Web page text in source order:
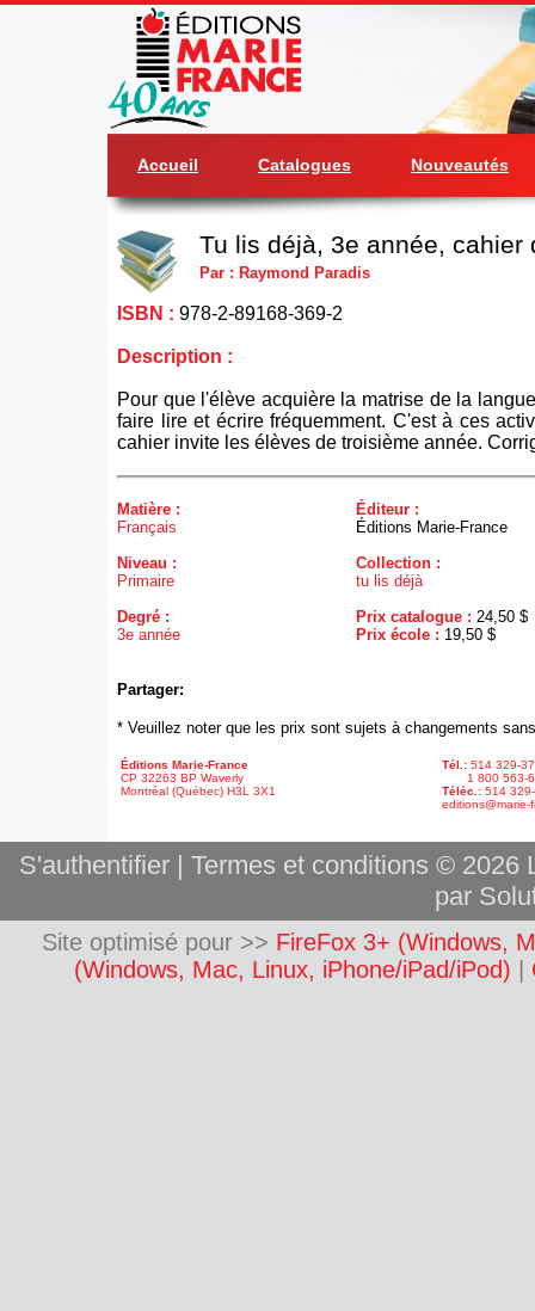
Accueil Catalogues Nouveautés
Tu lis déjà, 3e année, cahier
Par : Raymond Paradis
ISBN : 978-2-89168-369-2
Description :
Pour que l'élève acquière la matrise de la
faire lire et écrire fréquemment. C'est à ces
cahier invite les élèves de troisième année.
Matière :
Français
Niveau :
Primaire
Degré :
3e année
Éditeur :
Éditions Marie-France
Collection :
tu lis déjà
Prix catalogue : 24,50 $
Prix école : 19,50 $
Partager:
* Veuillez noter que les prix sont sujets à changements
Éditions Marie-France
CP 32263 BP Waverly
Montréal (Québec) H3L 3X1
Tél.: 514 329-
1 800 563-
Téléc.: 514
editions@marie-
S'authentifier| Termes et conditions © 2026
par
Site optimisé pour >> FireFox 3+ (Windows,
(Windows, Mac, Linux, iPhone/iPad/iPod)